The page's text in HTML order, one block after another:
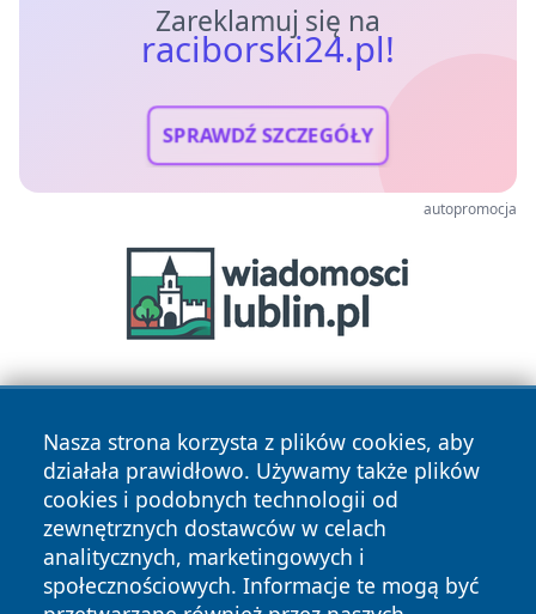
Zareklamuj się na
raciborski24.pl!
SPRAWDŹ SZCZEGÓŁY
autopromocja
Nasza strona korzysta z plików cookies, aby
działała prawidłowo. Używamy także plików
cookies i podobnych technologii od
zewnętrznych dostawców w celach
analitycznych, marketingowych i
społecznościowych. Informacje te mogą być
Copyright © 2026 raciborski24.pl Wszystkie prawa
zastrzeżone.